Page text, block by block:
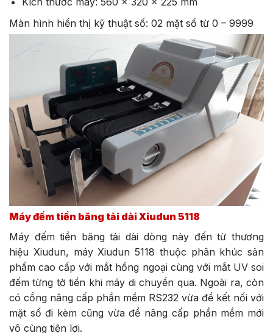
Màn hình hiển thị kỹ thuật số: 02 mặt số từ 0 – 9999
Máy đếm tiền băng tải dài Xiudun 5118
Máy đếm tiền băng tải dài dòng này đến từ thương
hiệu Xiudun, máy Xiudun 5118 thuộc phân khúc sản
phẩm cao cấp với mắt hồng ngoại cùng với mắt UV soi
đếm từng tờ tiền khi máy di chuyển qua. Ngoài ra, còn
có cổng nâng cấp phần mềm RS232 vừa để kết nối với
mặt số đi kèm cũng vừa để nâng cấp phần mềm mới
vô cùng tiện lợi.